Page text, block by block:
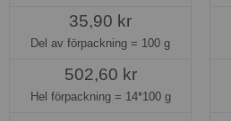
35,90 kr
Del av förpackning = 100 g
502,60 kr
Hel förpackning = 14*100 g